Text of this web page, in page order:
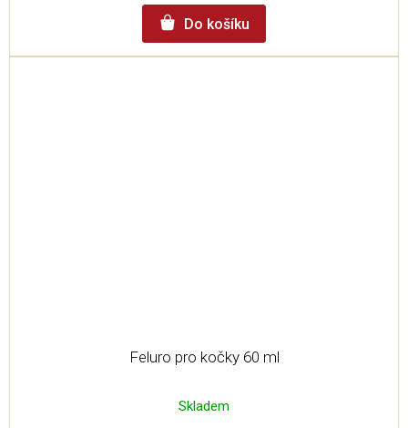
Do košíku
Feluro pro kočky 60 ml
Skladem